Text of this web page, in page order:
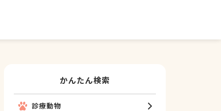
かんたん検索
診療動物